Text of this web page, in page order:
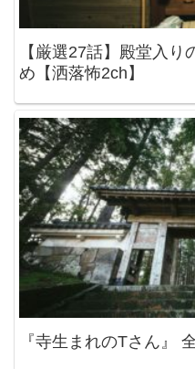
【厳選27話】殿堂入り
め【洒落怖2ch】
『寺生まれのTさん』